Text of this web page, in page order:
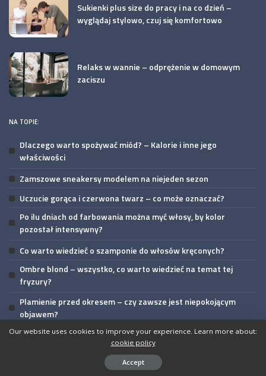
Sukienki plus size do pracy i na co dzień –
wyglądaj stylowo, czuj się komfortowo
Relaks w wannie – odprężenie w domowym
zaciszu
NA TOPIE:
Dlaczego warto spożywać miód? – Kalorie i inne jego
właściwości
Zamszowe sneakersy modelem na niejeden sezon
Uczucie gorąca i czerwona twarz – co może oznaczać?
Po ilu dniach od farbowania można myć włosy, by kolor
pozostał intensywny?
Co warto wiedzieć o szamponie do włosów kręconych?
Ombre blond – wszystko, co warto wiedzieć na temat tej
fryzury?
Plamienie przed okresem – czy zawsze jest niepokojącym
objawem?
enamour.pl © All rights reserved. 2020
Our website uses cookies to improve your experience. Learn more about:
cookie policy
Accept